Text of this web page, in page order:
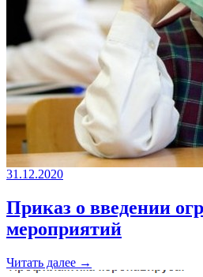
31.12.2020
Приказ о введении
мероприятий
Читать далее →